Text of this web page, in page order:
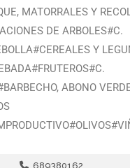
MATORRALES Y
DE ARBOLES#C.
Y
ABONO
689380162